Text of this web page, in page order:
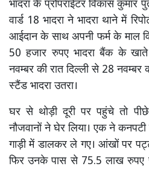
भादरा के प्रोपराईटर विकास कुमार
वार्ड 18 भादरा ने भादरा थाने में
आईदान के साथ अपनी फर्म के माल
50 हजार रुपए भादरा बैंक के
नवम्बर की रात दिल्ली से 28
स्टैंड भादरा उतरा।
घर से थोड़ी दूरी पर पहुंचे तो
नौजवानों ने घेर लिया। एक ने कनपटी
गाड़ी में डालकर ले गए। आंखों पर
फिर उनके पास से 75.5 लाख रुपए